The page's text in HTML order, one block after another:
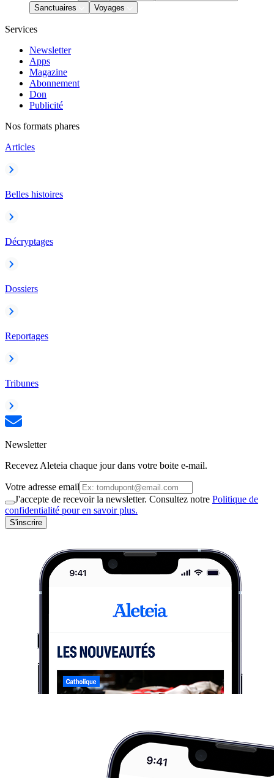
Sanctuaires
Voyages
Services
Newsletter
Apps
Magazine
Abonnement
Don
Publicité
Nos formats phares
Articles
Belles histoires
Décryptages
Dossiers
Reportages
Tribunes
Newsletter
Recevez Aleteia chaque jour dans votre boite e-mail.
Votre adresse email
J'accepte de recevoir la newsletter. Consultez notre Politique de
confidentialité pour en savoir plus.
S'inscrire